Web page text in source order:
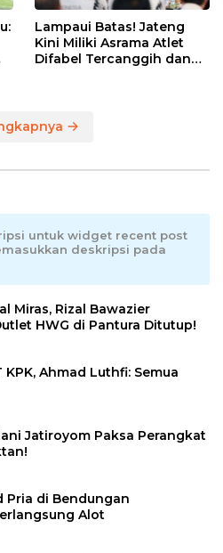
Lampaui Batas! Jateng
Kini Miliki Asrama Atlet
Difabel Tercanggih dan
untuk widget recent post
deskripsi pada
Miras, Rizal Bawazier
HWG di Pantura Ditutup!
Ahmad Luthfi: Semua
Jatiroyom Paksa Perangkat
Pria di Bendungan
Alot